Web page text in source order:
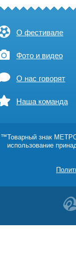
О фестивале
Фото и видео
О нас говорят
Наша команда
™Товарный знак
использование